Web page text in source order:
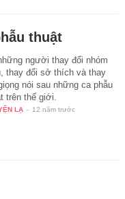
thuật
người thay đổi nhóm
thay đổi sở thích và thay
nói sau những ca phẫu
trên thế giới.
LẠ - 12 năm trước